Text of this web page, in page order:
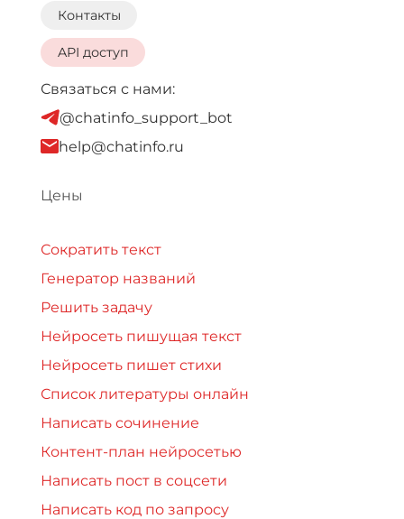
Контакты
API доступ
Связаться с нами:
@chatinfo_support_bot
help@chatinfo.ru
Цены
Сократить текст
Генератор названий
Решить задачу
Нейросеть пишущая текст
Нейросеть пишет стихи
Список литературы онлайн
Написать сочинение
Контент-план нейросетью
Написать пост в соцсети
Написать код по запросу